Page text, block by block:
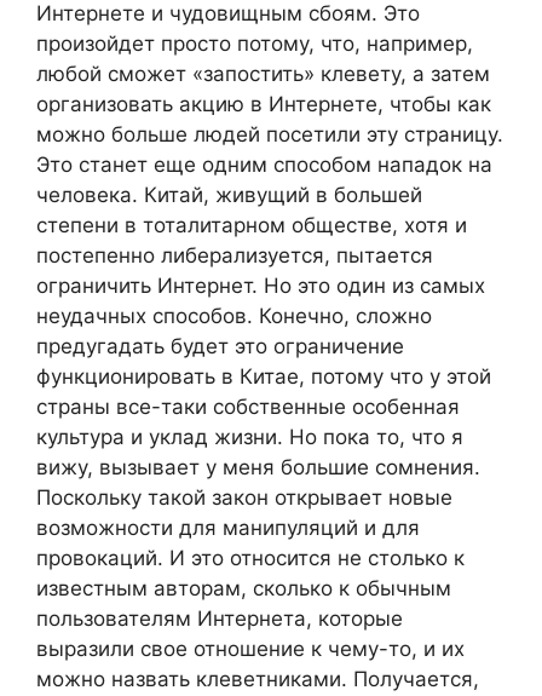
Интернете и чудовищным сбоям. Это
произойдет просто потому, что, например,
любой сможет «запостить» клевету, а затем
организовать акцию в Интернете, чтобы как
можно больше людей посетили эту страницу.
Это станет еще одним способом нападок на
человека. Китай, живущий в большей
степени в тоталитарном обществе, хотя и
постепенно либерализуется, пытается
ограничить Интернет. Но это один из самых
неудачных способов. Конечно, сложно
предугадать будет это ограничение
функционировать в Китае, потому что у этой
страны все-таки собственные особенная
культура и уклад жизни. Но пока то, что я
вижу, вызывает у меня большие сомнения.
Поскольку такой закон открывает новые
возможности для манипуляций и для
провокаций. И это относится не столько к
известным авторам, сколько к обычным
пользователям Интернета, которые
выразили свое отношение к чему-то, и их
можно назвать клеветниками. Получается,